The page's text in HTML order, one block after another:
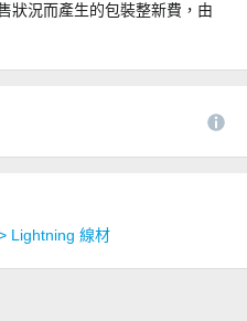
狀況而產生的包裝整新費，由
Lightning 線材